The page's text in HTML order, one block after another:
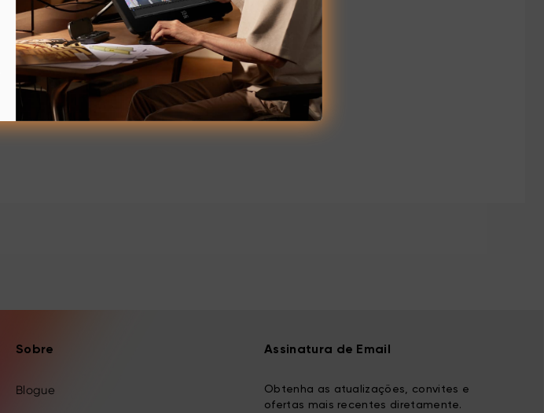
Sobre
Blogue
Assinatura de Email
Obtenha as atualizações, convites e
ofertas mais recentes diretamente.